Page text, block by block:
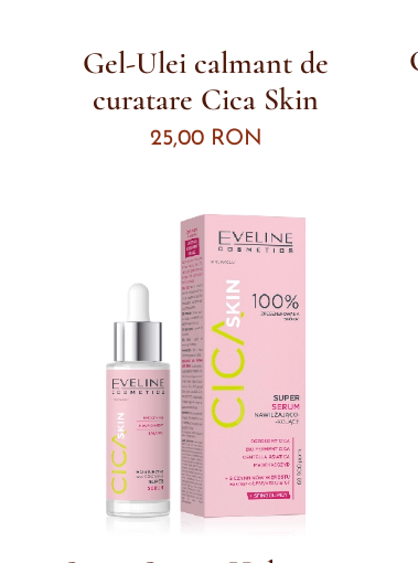
Gel-Ulei calmant de
curatare Cica Skin
25,00RON